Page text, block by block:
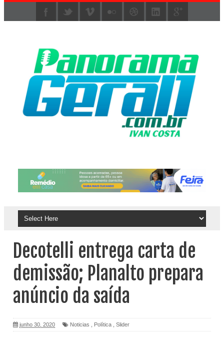
Decotelli entrega carta de
demissão; Planalto prepara
anúncio da saída
junho 30, 2020 Noticias Política Slider